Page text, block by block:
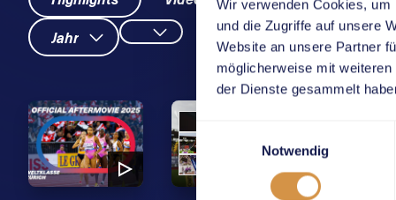
Wir verwenden Cookies,
und die Zugriffe auf unsere
Website an unsere Partner
möglicherweise mit
der Dienste gesammelt
Einwilligungsauswahl
Notwendig
Jahr